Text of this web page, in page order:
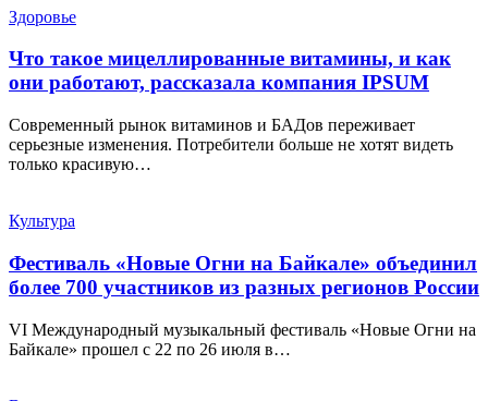
Здоровье
Что такое мицеллированные витамины, и как
они работают, рассказала компания IPSUM
Современный рынок витаминов и БАДов переживает
серьезные изменения. Потребители больше не хотят видеть
только красивую…
Культура
Фестиваль «Новые Огни на Байкале» объединил
более 700 участников из разных регионов России
VI Международный музыкальный фестиваль «Новые Огни на
Байкале» прошел с 22 по 26 июля в…